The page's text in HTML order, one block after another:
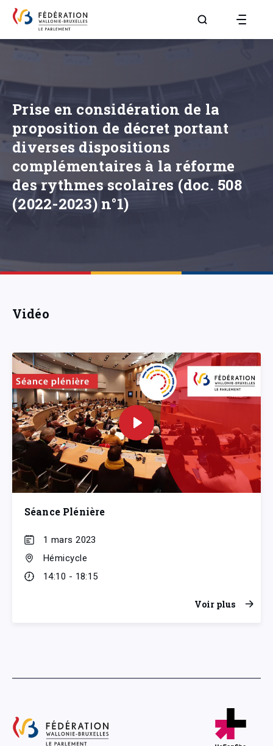
Aller à la page
Prise en considération de la
proposition de décret portant
diverses dispositions
complémentaires à la réforme
des rythmes scolaires (doc. 508
(2022-2023) n°1)
Vidéo
Séance Plénière
1 mars 2023
Hémicycle
14:10 - 18:15
Voir plus